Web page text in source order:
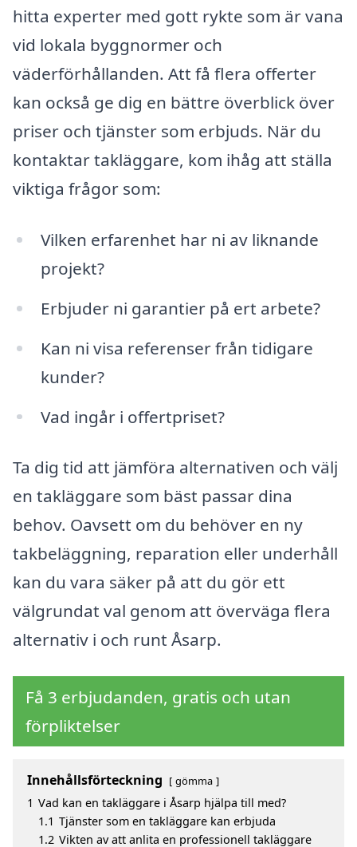
hitta experter med gott rykte som är vana
vid lokala byggnormer och
väderförhållanden. Att få flera offerter
kan också ge dig en bättre överblick över
priser och tjänster som erbjuds. När du
kontaktar takläggare, kom ihåg att ställa
viktiga frågor som:
Vilken erfarenhet har ni av liknande
projekt?
Erbjuder ni garantier på ert arbete?
Kan ni visa referenser från tidigare
kunder?
Vad ingår i offertpriset?
Ta dig tid att jämföra alternativen och välj
en takläggare som bäst passar dina
behov. Oavsett om du behöver en ny
takbeläggning, reparation eller underhåll
kan du vara säker på att du gör ett
välgrundat val genom att överväga flera
alternativ i och runt Åsarp.
Få 3 erbjudanden, gratis och utan
förpliktelser
Innehållsförteckning gömma
1 Vad kan en takläggare i Åsarp hjälpa till med?
1.1 Tjänster som en takläggare kan erbjuda
1.2 Vikten av att anlita en professionell takläggare